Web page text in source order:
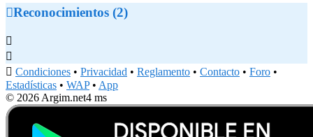
Reconocimientos (2)


 Condiciones • Privacidad • Reglamento • Contacto • Foro •
Estadísticas • WAP• App
© 2026 Argim.net4 ms